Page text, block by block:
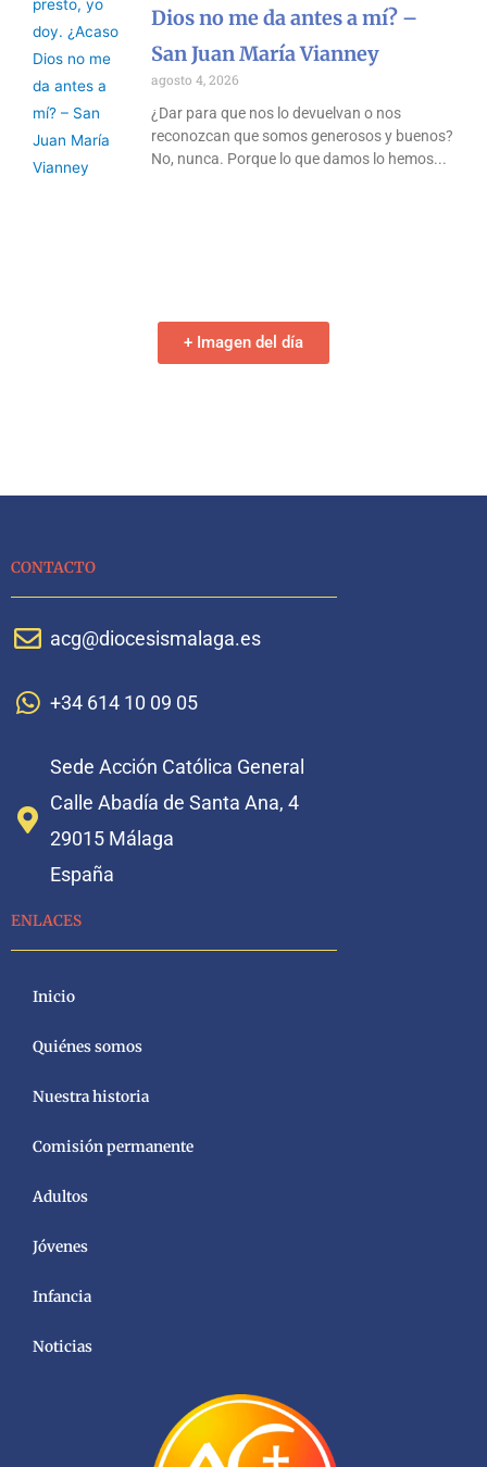
Dios no me da antes a mí? –
San Juan María Vianney
agosto 4, 2026
¿Dar para que nos lo devuelvan o nos
reconozcan que somos generosos y buenos?
No, nunca. Porque lo que damos lo hemos
+ Imagen del día
CONTACTO
acg@diocesismalaga.es
+34 614 10 09 05
Sede Acción Católica General
Calle Abadía de Santa Ana, 4
29015 Málaga
España
ENLACES
Inicio
Quiénes somos
Nuestra historia
Comisión permanente
Adultos
Jóvenes
Infancia
Noticias